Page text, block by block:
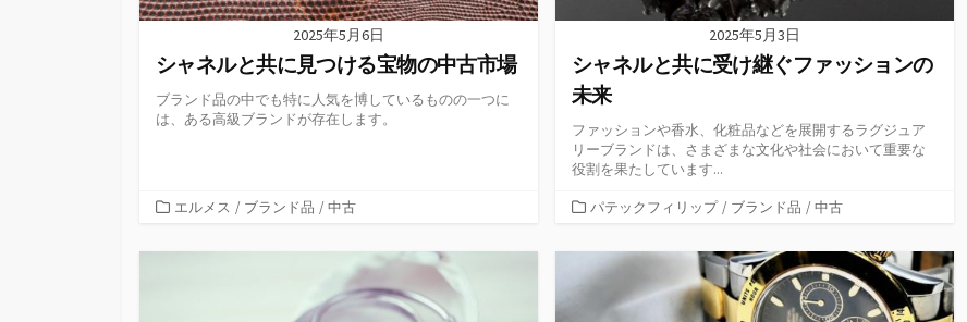
2025年5月6日
シャネルと共に見つける宝物の中古市場
ブランド品の中でも特に人気を博しているものの一つに
は、ある高級ブランドが存在します。
カ
ゴ
エルメス / ブランド品 / 中古
2025年5月3日
シャネルと共に受け継ぐファッションの
未来
ファッションや香水、化粧品などを展開するラグジュア
リーブランドは、さまざまな文化や社会において重要な
役割を果たしています...
カ
ゴ
リ
パテックフィリップ / ブランド品 / 中古